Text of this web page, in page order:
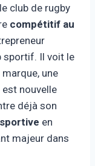
club de rugby
compétitif au
sportif. Il voit le
marque, une
nouvelle
déjà son
en
majeur dans